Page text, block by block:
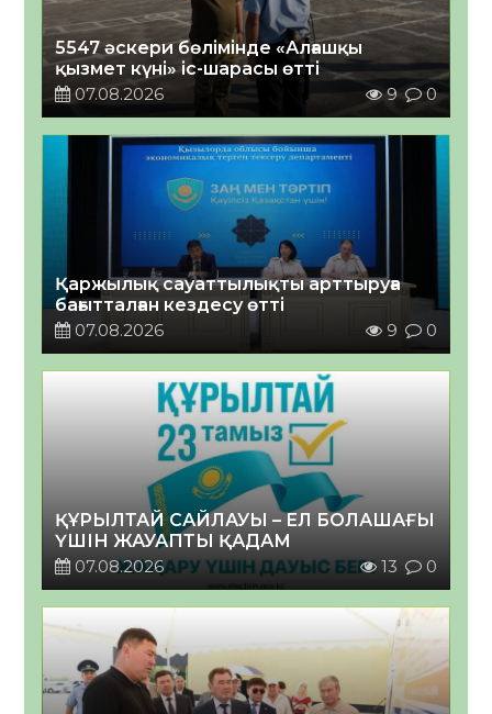
5547 әскери бөлімінде «Алғашқы
қызмет күні» іс-шарасы өтті
07.08.2026
9 0
Қаржылық сауаттылықты арттыруға
бағытталған кездесу өтті
07.08.2026
9 0
ҚҰРЫЛТАЙ САЙЛАУЫ – ЕЛ БОЛАШАҒЫ
ҮШІН ЖАУАПТЫ ҚАДАМ
07.08.2026
13 0